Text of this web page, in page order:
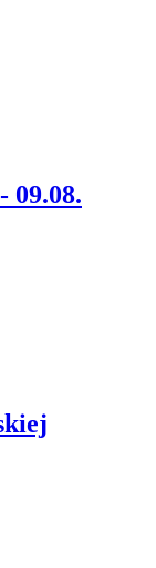
09.08.